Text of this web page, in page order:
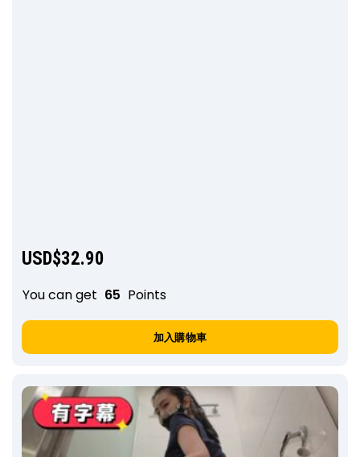
USD$32.90
You can get 65 Points
加入購物車